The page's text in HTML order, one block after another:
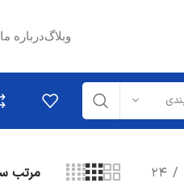
وبلاگدرباره ما
۲۴